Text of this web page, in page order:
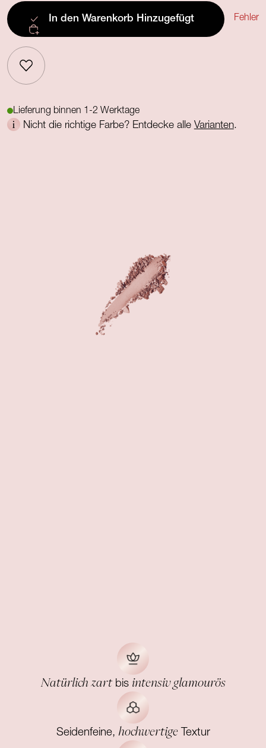
In den Warenkorb Hinzugefügt Fehler
Lieferung binnen 1-2 Werktage
Nicht die richtige Farbe? Entdecke alle Varianten.
Natürlich zartbis intensiv glamourös
Seidenfeine, hochwertigeTextur